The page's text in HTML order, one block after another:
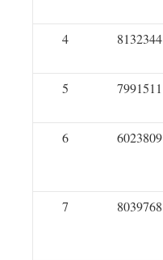
4 8132344
5 7991511
6 6023809
7 8039768